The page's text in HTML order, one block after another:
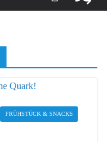
FRÜHSTÜCK & SNACKS